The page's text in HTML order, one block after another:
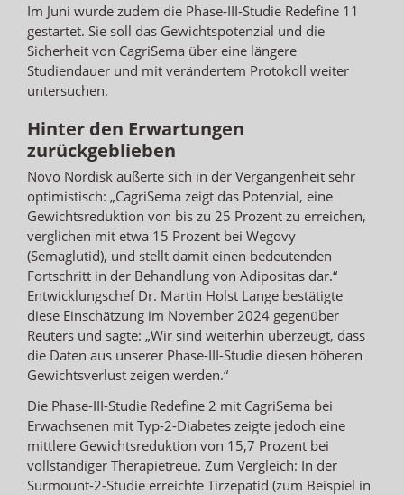
Im Juni wurde zudem die Phase-III-Studie Redefine 11
gestartet. Sie soll das Gewichtspotenzial und die
Sicherheit von CagriSema über eine längere
Studiendauer und mit verändertem Protokoll weiter
untersuchen.
Hinter den Erwartungen
zurückgeblieben
Novo Nordisk äußerte sich in der Vergangenheit sehr
optimistisch: „CagriSema zeigt das Potenzial, eine
Gewichtsreduktion von bis zu 25 Prozent zu erreichen,
verglichen mit etwa 15 Prozent bei Wegovy
(Semaglutid), und stellt damit einen bedeutenden
Fortschritt in der Behandlung von Adipositas dar.“
Entwicklungschef Dr. Martin Holst Lange bestätigte
diese Einschätzung im November 2024 gegenüber
Reuters und sagte: „Wir sind weiterhin überzeugt, dass
die Daten aus unserer Phase-III-Studie diesen höheren
Gewichtsverlust zeigen werden.“
Die Phase-III-Studie Redefine 2 mit CagriSema bei
Erwachsenen mit Typ-2-Diabetes zeigte jedoch eine
mittlere Gewichtsreduktion von 15,7 Prozent bei
vollständiger Therapietreue. Zum Vergleich: In der
Surmount-2-Studie erreichte Tirzepatid (zum Beispiel in